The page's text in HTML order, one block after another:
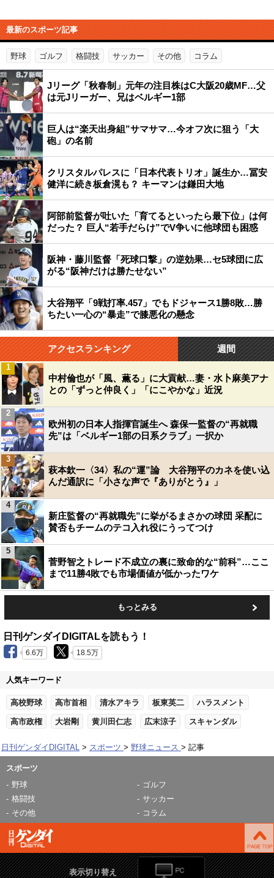
最新のスポーツ記事
野球 ゴルフ 格闘技 サッカー その他 コラム
Jリーグ「秋春制」元年の注目株はC大阪20歳MF…父
は元Jリーガー、兄はベルギー1部
巨人は“楽天出身組”サマサマ…今オフ次に狙う「大
砲」の名前
クリスタルパレスに「日本代表トリオ」誕生か…冨安
健洋に続き板倉滉も？ キーマンは鎌田大地
阿部前監督が吐いた「育てるといったら最下位」は何
だった？ 巨人“若手だらけ”でV争いに他球団も困惑
阪神・藤川監督「死球口撃」の逆効果…セ5球団に広
がる“阪神だけは勝たせない”
大谷翔平「9戦打率.457」でもドジャース1勝8敗…勝
ちたい一心の“暴走”で膝悪化の懸念
アクセスランキング 週間
中村倫也が「風、薫る」に大貢献…妻・水卜麻美アナ
との「ずっと仲良く」「にこやかな」近況
1
欧州初の日本人指揮官誕生へ 森保一監督の“再就職
先”は「ベルギー1部の日系クラブ」一択か
2
萩本欽一〈34〉私の“運”論 大谷翔平のカネを使い込
んだ通訳に「小さな声で『ありがとう』」
3
新庄監督の“再就職先”に挙がるまさかの球団 采配に
賛否もチームのテコ入れ役にうってつけ
4
菅野智之トレード不成立の裏に致命的な“前科”…ここ
まで11勝4敗でも市場価値が低かったワケ
5
もっとみる
日刊ゲンダイDIGITALを読もう！
6.6万 18.5万
人気キーワード
高校野球 高市首相 清水アキラ 板東英二 ハラスメント
高市政権 大岩剛 黄川田仁志 広末涼子 スキャンダル
日刊ゲンダイDIGITAL スポーツ 野球ニュース 記事
スポーツ
野球
ゴルフ
格闘技
サッカー
その他
コラム
表示切り替え